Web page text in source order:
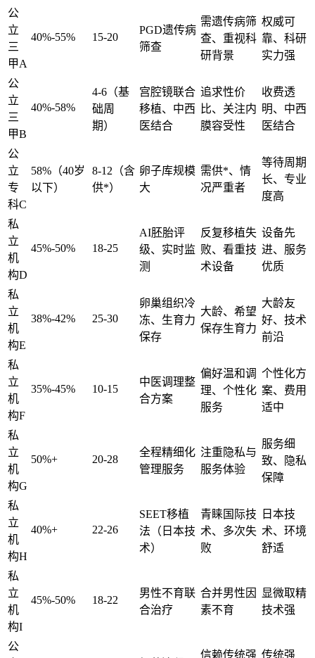
公
立
三
甲A
40%-55% 15-20
PGD遗传病
筛查
需遗传病筛
查、重视科
研背景
权威可
靠、科研
实力强
公
立
三
甲B
40%-58%
4-6（基
础周
期）
宫腔镜联合
移植、中西
医结合
追求性价
比、关注内
膜容受性
收费透
明、中西
医结合
公
立
专
科C
58%（40岁
以下）
8-12（含
供*）
卵子库规模
大
需供*、情
况严重者
等待周期
长、专业
度高
私
立
机
构D
45%-50% 18-25
AI胚胎评
级、实时监
测
反复移植失
败、看重技
术设备
设备先
进、服务
优质
私
立
机
构E
38%-42% 25-30
卵巢组织冷
冻、生育力
保存
大龄、希望
保存生育力
大龄友
好、技术
前沿
私
立
机
构F
35%-45% 10-15
中医调理整
合方案
偏好温和调
理、个性化
服务
个性化方
案、费用
适中
私
立
机
构G
50%+ 20-28
全程精细化
管理服务
注重隐私与
服务体验
服务细
致、隐私
保障
私
立
机
构H
40%+ 22-26
SEET移植
法（日本技
术）
青睐国际技
术、多次失
败
日本技
术、环境
舒适
私
立
机
构I
45%-50% 18-22
男性不育联
合治疗
合并男性因
素不育
显微取精
技术强
公
信赖传统强 传统强